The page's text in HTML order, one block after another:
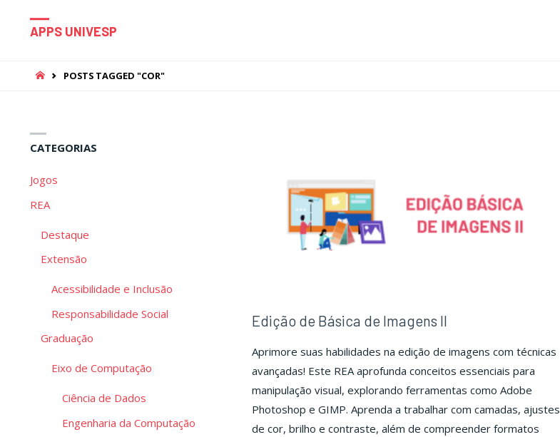
APPS UNIVESP
HOMEPOSTS TAGGED "COR"
Edição de Básica de Imagens II
Aprimore suas habilidades na edição de imagens com técnicas
avançadas! Este REA aprofunda conceitos essenciais para
manipulação visual, explorando ferramentas como Adobe
Photoshop e GIMP. Aprenda a trabalhar com camadas, ajustes
de cor, brilho e contraste, além de compreender formatos
CATEGORIAS
Jogos
REA
Destaque
Extensão
Acessibilidade e Inclusão
Responsabilidade Social
Graduação
Eixo de Computação
Ciência de Dados
Engenharia da Computação